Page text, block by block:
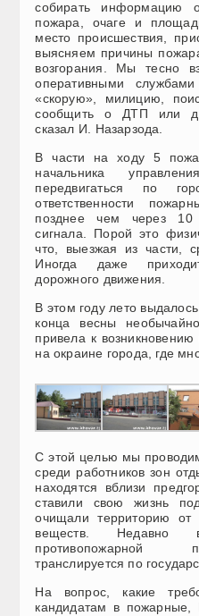
собирать информацию
пожара, очаге и
место происшествия,
выясняем причины
возгорания. Мы тесно
оперативными
«скорую», милицию,
сообщить о ДТП или
сказал И. Назарзода.
В части на ходу 5
начальника
передвигаться по
ответственности
позднее чем через 10
сигнала. Порой это
что, выезжая из части,
Иногда даже
дорожного движения.
В этом году лето
конца весны
привела к
на окраине города, где
С этой целью мы
среди работников зон
находятся вблизи
ставили свою жизнь
очищали территорию от
веществ. Недавно
противопожарной
транслируется по
На вопрос, какие
кандидатам в пожарные,